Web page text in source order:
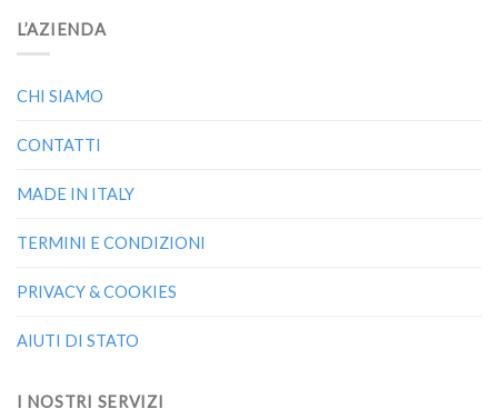
L’AZIENDA
CHI SIAMO
CONTATTI
MADE IN ITALY
TERMINI E CONDIZIONI
PRIVACY & COOKIES
AIUTI DI STATO
I NOSTRI SERVIZI